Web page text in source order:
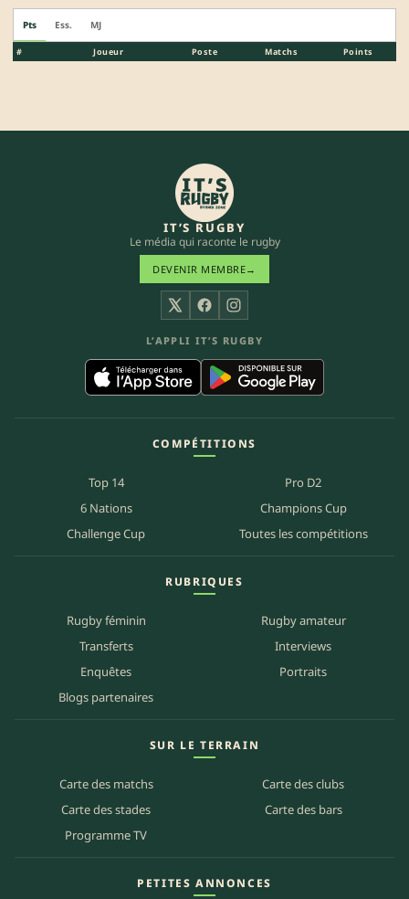
Pts Ess. MJ
# Joueur Poste Matchs Points
IT’S RUGBY
Le média qui raconte le rugby
DEVENIR MEMBRE→
X FacebookInstagram
L’APPLI IT’S RUGBY
COMPÉTITIONS
Top 14
Pro D2
6 Nations
Champions Cup
Challenge Cup
Toutes les compétitions
RUBRIQUES
Rugby féminin
Rugby amateur
Transferts
Interviews
Enquêtes
Portraits
Blogs partenaires
SUR LE TERRAIN
Carte des matchs
Carte des clubs
Carte des stades
Carte des bars
Programme TV
PETITES ANNONCES